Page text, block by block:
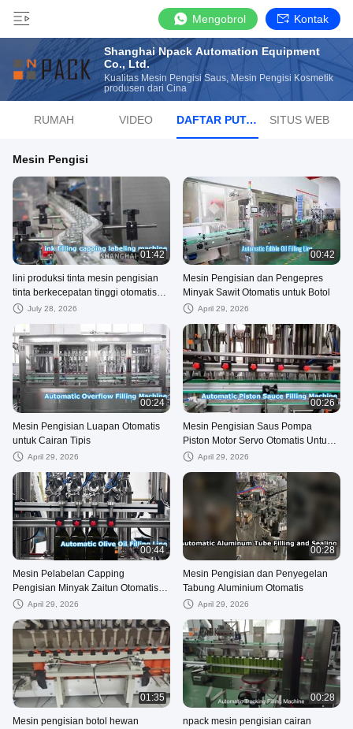
Mengobrol Kontak
Shanghai Npack Automation Equipment
Co., Ltd.
Kualitas Mesin Pengisi Saus, Mesin Pengisi Kosmetik
produsen dari Cina
RUMAH VIDEO DAFTAR PUTAR SITUS WEB
Mesin Pengisi
01:42
lini produksi tinta mesin pengisian
tinta berkecepatan tinggi otomatis
untuk toples kaca
July 28, 2026
00:42
Mesin Pengisian dan Pengepres
Minyak Sawit Otomatis untuk Botol
April 29, 2026
00:24
Mesin Pengisian Luapan Otomatis
untuk Cairan Tipis
April 29, 2026
00:26
Mesin Pengisian Saus Pompa
Piston Motor Servo Otomatis Untuk
Botol/Toples
April 29, 2026
00:44
Mesin Pelabelan Capping
Pengisian Minyak Zaitun Otomatis
Jalur Pengisian Minyak Zaitun
April 29, 2026
00:28
Mesin Pengisian dan Penyegelan
Tabung Aluminium Otomatis
April 29, 2026
01:35
Mesin pengisian botol hewan
00:28
npack mesin pengisian cairan